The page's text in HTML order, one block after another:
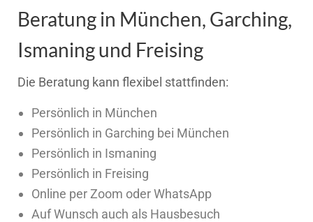
Beratung in München, Garching,
Ismaning und Freising
Die Beratung kann flexibel stattfinden:
Persönlich in München
Persönlich in Garching bei München
Persönlich in Ismaning
Persönlich in Freising
Online per Zoom oder WhatsApp
Auf Wunsch auch als Hausbesuch